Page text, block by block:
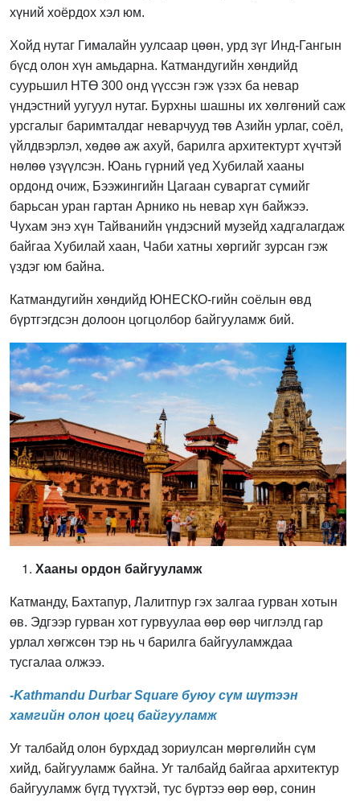
хүний хоёрдох хэл юм.
Хойд нутаг Гималайн уулсаар цөөн, урд зүг Инд-Гангын
бүсд олон хүн амьдарна. Катмандугийн хөндийд
суурьшил НТӨ 300 онд үүссэн гэж үзэх ба невар
үндэстний уугуул нутаг. Бурхны шашны их хөлгөний саж
урсгалыг баримталдаг неварчууд төв Азийн урлаг, соёл,
үйлдвэрлэл, хөдөө аж ахуй, барилга архитектурт хүчтэй
нөлөө үзүүлсэн. Юань гүрний үед Хубилай хааны
ордонд очиж, Бээжингийн Цагаан суваргат сүмийг
барьсан уран гартан Арнико нь невар хүн байжээ.
Чухам энэ хүн Тайванийн үндэсний музейд хадгалагдаж
байгаа Хубилай хаан, Чаби хатны хөргийг зурсан гэж
үздэг юм байна.
Катмандугийн хөндийд ЮНЕСКО-гийн соёлын өвд
бүртгэгдсэн долоон цогцолбор байгууламж бий.
Хааны ордон байгууламж
Катманду, Бахтапур, Лалитпур гэх залгаа гурван хотын
өв. Эдгээр гурван хот гурвуулаа өөр өөр чиглэлд гар
урлал хөгжсөн тэр нь ч барилга байгууламждаа
тусгалаа олжээ.
-Kathmandu Durbar Square буюу сүм шүтээн
хамгийн олон цогц байгууламж
Уг талбайд олон бурхдад зориулсан мөргөлийн сүм
хийд, байгууламж байна. Уг талбайд байгаа архитектур
байгууламж бүгд түүхтэй, тус бүртээ өөр өөр, сонин